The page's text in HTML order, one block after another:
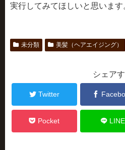
実行してみてほしいと思います
未分類 美髪（ヘアエイジング）
シェア
Twitter
Pocket LINE